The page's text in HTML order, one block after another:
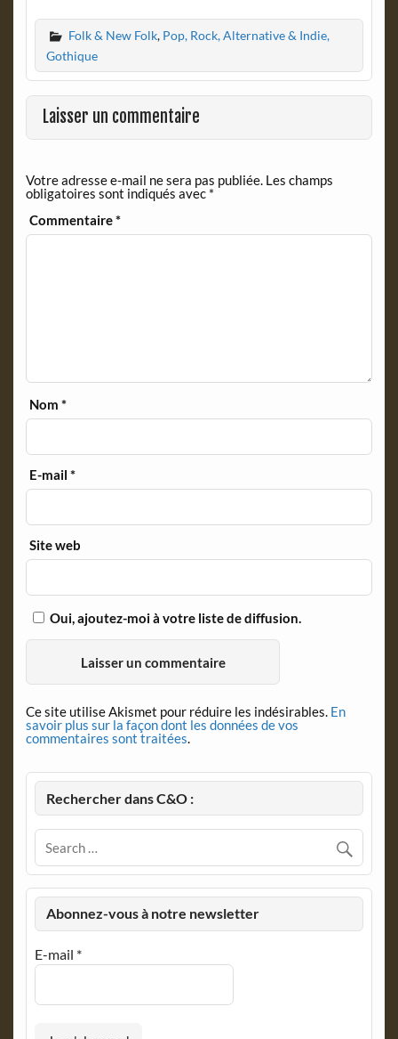
c
e
b
o
o
k
i
n
t
F
r
i
e
n
l
y
Folk & New Folk, Pop, Rock, Alternative & Indie,
Gothique
Laisser un commentaire
Votre adresse e-mail ne sera pas publiée. Les champs
obligatoires sont indiqués avec *
Commentaire*
Nom*
E-mail*
Site web
Oui, ajoutez-moi à votre liste de diffusion.
Ce site utilise Akismet pour réduire les indésirables. En
savoir plus sur la façon dont les données de vos
commentaires sont traitées.
Rechercher dans C&O :
Abonnez-vous à notre newsletter
E-mail *